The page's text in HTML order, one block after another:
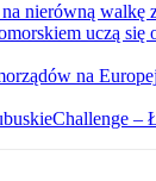
nierówną walkę
uczą się
na
–